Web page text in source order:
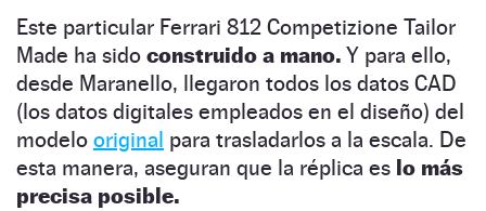
Este particular Ferrari 812 Competizione Tailor
Made ha sido construido a mano. Y para ello,
desde Maranello, llegaron todos los datos CAD
(los datos digitales empleados en el diseño) del
modelo original para trasladarlos a la escala. De
esta manera, aseguran que la réplica es lo más
precisa posible.